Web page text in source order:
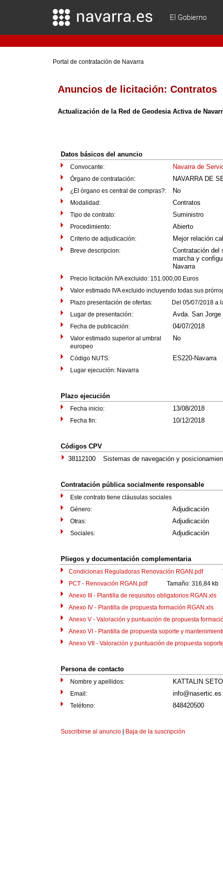
El Gobierno
Portal de contratación de Navarra
Anuncios de licitación:Contratos
Actualización de la Red de Geodesia Activa de
Datos básicos del anuncio
Convocante: Navarra de
Órgano de contratación: NAVARRA DE
¿El órgano es central de compras?: No
Modalidad: Contratos
Tipo de contrato: Suministro
Procedimiento: Abierto
Criterio de adjudicación: Mejor relación
Breve descripcion:
Contratación del
marcha y
Navarra
Precio licitación IVA excluido: 151.000,00 Euros
Valor estimado IVA excluido incluyendo todas sus
Plazo presentación de ofertas: Del 05/07/2018 a
Lugar de presentación:
Avda. San Jorge
Fecha de publicación: 04/07/2018
Valor estimado superior al umbral
europeo
No
Código NUTS: ES220-Navarra
Lugar ejecución: Navarra
Plazo ejecución
Fecha inicio: 13/08/2018
Fecha fin: 10/12/2018
Códigos CPV
38112100
Sistemas de navegación y
Contratación pública socialmente responsable
Este contrato tiene cláusulas sociales
Género:
Adjudicación
Otras: Adjudicación
Sociales: Adjudicación
Pliegos y documentación complementaria
Condicionas Reguladoras Renovación RGAN.pdf
PCT - Renovación RGAN.pdfTamaño: 316,84 kb
Anexo III - Plantilla de requisitos obligatorios RGAN.xls
Anexo IV - Plantilla de propuesta formación RGAN.xls
Anexo V - Valoración y puntuación de propuesta
Anexo VI - Plantilla de propuesta soporte y
Anexo VII - Valoración y puntuación de propuesta
Persona de contacto
Nombre y apellidos: KATTALIN
Email: info@nasertic.es
Teléfono: 848420500
Suscribirse al anuncio Baja de la suscripción